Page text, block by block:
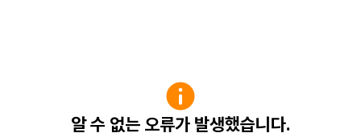
알 수 없는 오류가 발생했습니다.